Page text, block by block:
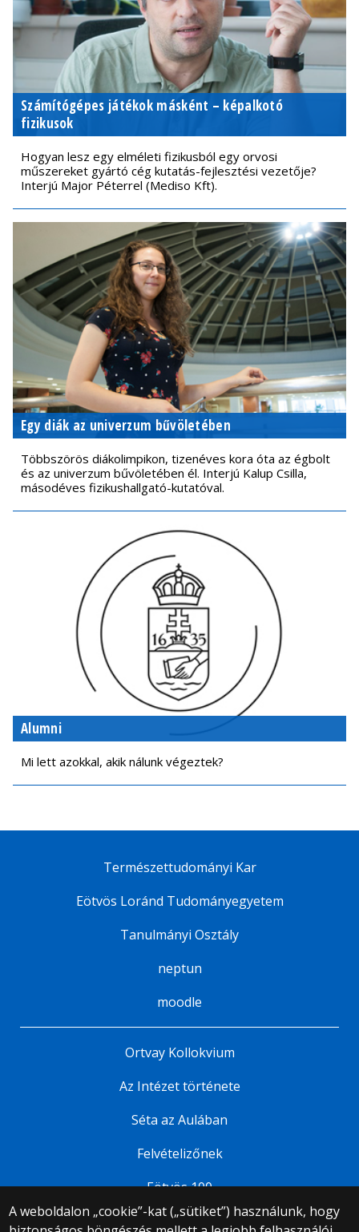
Számítógépes játékok másként – képalkotó
fizikusok
Hogyan lesz egy elméleti fizikusból egy orvosi
műszereket gyártó cég kutatás-fejlesztési vezetője?
Interjú Major Péterrel (Mediso Kft).
Egy diák az univerzum bűvöletében
Többszörös diákolimpikon, tizenéves kora óta az égbolt
és az univerzum bűvöletében él. Interjú Kalup Csilla,
másodéves fizikushallgató-kutatóval.
Alumni
Mi lett azokkal, akik nálunk végeztek?
A weboldalon „cookie”-kat („sütiket”) használunk, hogy
Természettudományi Kar
Eötvös Loránd Tudományegyetem
Tanulmányi Osztály
neptun
moodle
Ortvay Kollokvium
Az Intézet története
Séta az Aulában
Felvételizőnek
Eötvös 100